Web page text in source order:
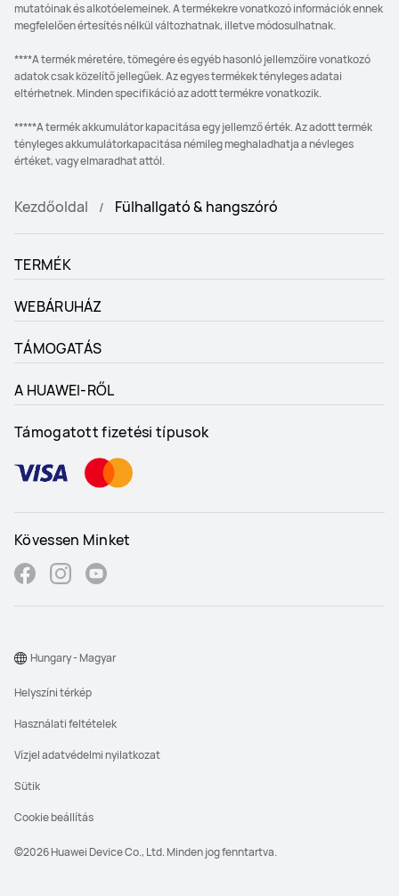
mutatóinak és alkotóelemeinek. A termékekre vonatkozó információk ennek
megfelelően értesítés nélkül változhatnak, illetve módosulhatnak.
****A termék méretére, tömegére és egyéb hasonló jellemzőire vonatkozó
adatok csak közelítő jellegűek. Az egyes termékek tényleges adatai
eltérhetnek. Minden specifikáció az adott termékre vonatkozik.
*****A termék akkumulátor kapacitása egy jellemző érték. Az adott termék
tényleges akkumulátorkapacitása némileg meghaladhatja a névleges
értéket, vagy elmaradhat attól.
Kezdőoldal Fülhallgató & hangszóró
TERMÉK
WEBÁRUHÁZ
TÁMOGATÁS
A HUAWEI-RŐL
Támogatott fizetési típusok
Kövessen Minket
©2026 Huawei Device Co., Ltd. Minden jog fenntartva.
Helyszíni térkép
Használati feltételek
Vízjel adatvédelmi nyilatkozat
Sütik
Cookie beállítás
Hungary - Magyar